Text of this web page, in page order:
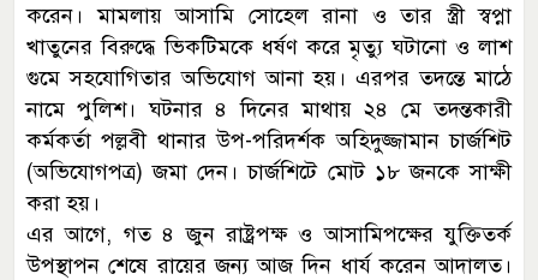
করেন। মামলায় আসামি সোহেল রানা ও তার স্ত্রী স্বপ্না
খাতুনের বিরুদ্ধে ভিকটিমকে ধর্ষণ করে মৃত্যু ঘটানো ও লাশ
গুমে সহযোগিতার অভিযোগ আনা হয়। এরপর তদন্তে মাঠে
নামে পুলিশ। ঘটনার ৪ দিনের মাথায় ২৪ মে তদন্তকারী
কর্মকর্তা পল্লবী থানার উপ-পরিদর্শক অহিদুজ্জামান চার্জশিট
(অভিযোগপত্র) জমা দেন। চার্জশিটে মোট ১৮ জনকে সাক্ষী
করা হয়।
এর আগে, গত ৪ জুন রাষ্ট্রপক্ষ ও আসামিপক্ষের যুক্তিতর্ক
উপস্থাপন শেষে রায়ের জন্য আজ দিন ধার্য করেন আদালত।